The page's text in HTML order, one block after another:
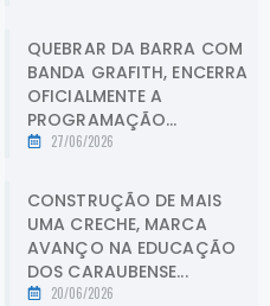
QUEBRAR DA BARRA COM
BANDA GRAFITH, ENCERRA
OFICIALMENTE A
PROGRAMAÇÃO...
27/06/2026
CONSTRUÇÃO DE MAIS
UMA CRECHE, MARCA
AVANÇO NA EDUCAÇÃO
DOS CARAUBENSE...
20/06/2026